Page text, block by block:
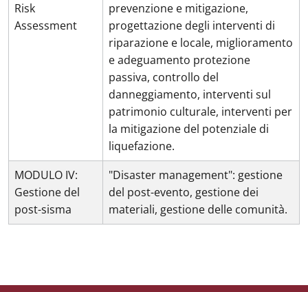
Risk
Assessment
prevenzione e mitigazione,
progettazione degli interventi di
riparazione e locale, miglioramento
e adeguamento protezione
passiva, controllo del
danneggiamento, interventi sul
patrimonio culturale, interventi per
la mitigazione del potenziale di
liquefazione.
MODULO IV:
Gestione del
post-sisma
"Disaster management": gestione
del post-evento, gestione dei
materiali, gestione delle comunità.